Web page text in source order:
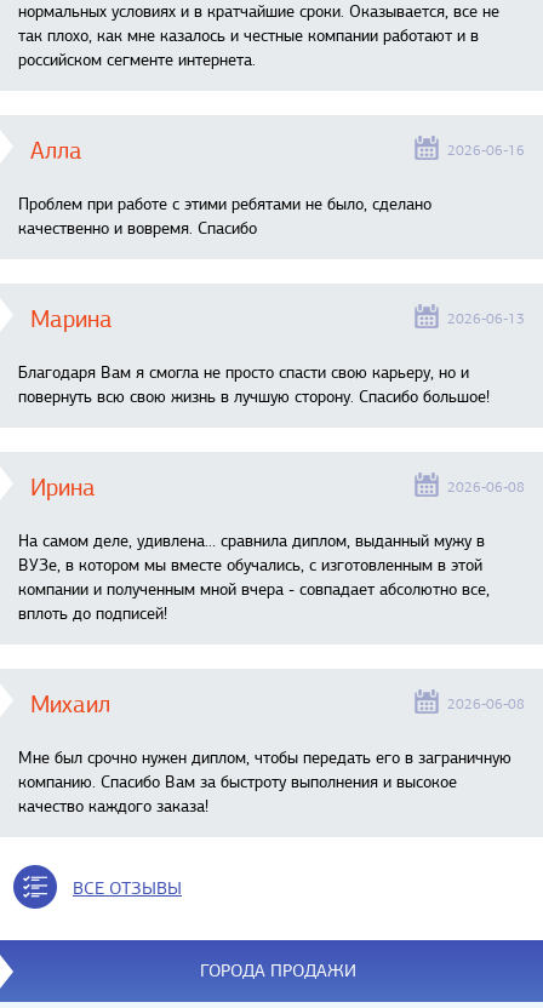
нормальных условиях и в кратчайшие сроки. Оказывается, все не
так плохо, как мне казалось и честные компании работают и в
российском сегменте интернета.
Алла 2026-06-16
Проблем при работе с этими ребятами не было, сделано
качественно и вовремя. Спасибо
Марина 2026-06-13
Благодаря Вам я смогла не просто спасти свою карьеру, но и
повернуть всю свою жизнь в лучшую сторону. Спасибо большое!
Ирина 2026-06-08
На самом деле, удивлена… сравнила диплом, выданный мужу в
ВУЗе, в котором мы вместе обучались, с изготовленным в этой
компании и полученным мной вчера - совпадает абсолютно все,
вплоть до подписей!
Михаил 2026-06-08
Мне был срочно нужен диплом, чтобы передать его в заграничную
компанию. Спасибо Вам за быстроту выполнения и высокое
качество каждого заказа!
ВСЕ ОТЗЫВЫ
ГОРОДА ПРОДАЖИ